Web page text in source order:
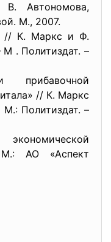
Автономова,
М., 2007.
// К. Маркс и Ф.
М . Политиздат. –
// К. Маркс
Политиздат. –
АО «Аспект